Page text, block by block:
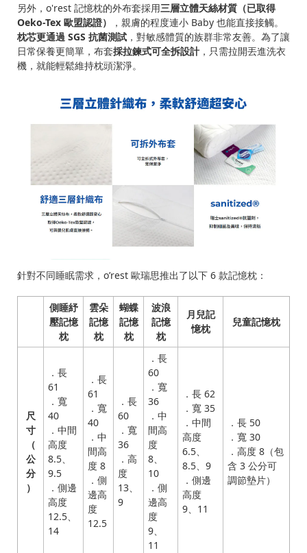
另外，o'rest 記憶枕的外布套採用三層立體天絲材質（已取得
Oeko-Tex 歐盟認證）
，親膚的程度連小 Baby 也能直接接觸。
枕芯更通過 SGS 抗菌測試 ，對敏感體質的族群非常友善。為了讓
日常保養更簡單，布套採拉鍊式可全拆設計 ，只需拉開丟進洗衣
機，就能輕鬆維持枕頭潔淨。
針對不同睡眠需求，o’rest 歐瑞思推出了以下 6 款記憶枕：
側睡紓
壓記憶
枕
雲朵
記憶
枕
蝴蝶
記憶
枕
波浪
記憶
枕
月兒記
憶枕
兒童記憶枕
尺
寸
（
公
分
）
．長
61
．寬
40
．中間
高度
8.5、
9.5
．側邊
高度
12.5、
14
．長
61
．寬
40
．中
間高
度 8
．側
邊高
度
12.5
．長
60
．寬
36
．高
度
13、
9
．長
60
．寬
36
．中
間高
度
8、
10
．側
邊高
度
9、
11
．長 62
．寬 35
．中間
高度
6.5、
8.5、9
．側邊
高度
9、11
．長 50
．寬 30
．高度 8（包
含 3 公分可
調節墊片）